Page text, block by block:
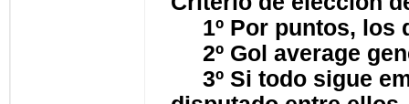
1º Por puntos, los
2º Gol average
3º Si todo sigue